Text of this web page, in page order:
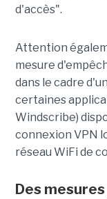
d'accès".
Attention
mesure
dans le cadre
certaines
Windscribe)
connexion VPN
réseau WiFi de
Des